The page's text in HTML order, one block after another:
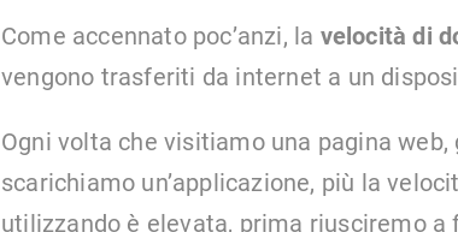
Come accennato poc’anzi, la velocità di
vengono trasferiti da internet a un
Ogni volta che visitiamo una pagina
scarichiamo un’applicazione, più la
utilizzando è elevata, prima riusciremo